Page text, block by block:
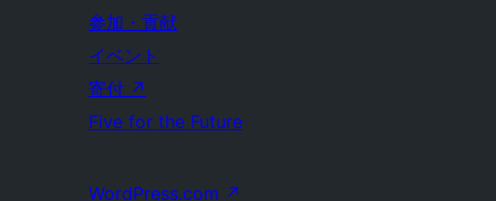
参加・貢献
イベント
寄付 ↗
Five for the Future
WordPress.com ↗